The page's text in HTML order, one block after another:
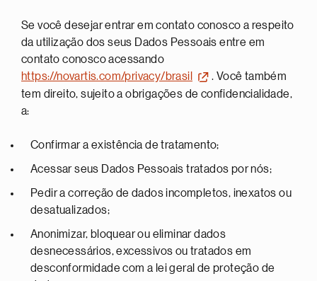
Se você desejar entrar em contato conosco a respeito
da utilização dos seus Dados Pessoais entre em
contato conosco acessando
https://novartis.com/privacy/brasil
. Você também
tem direito, sujeito a obrigações de confidencialidade,
a:
Confirmar a existência de tratamento;
Acessar seus Dados Pessoais tratados por nós;
Pedir a correção de dados incompletos, inexatos ou
desatualizados;
Anonimizar, bloquear ou eliminar dados
desnecessários, excessivos ou tratados em
desconformidade com a lei geral de proteção de